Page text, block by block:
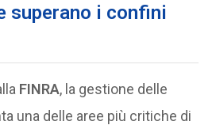
superano i confini
FINRA, la gestione delle
una delle aree più critiche di